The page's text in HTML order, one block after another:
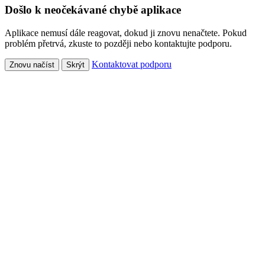
Došlo k neočekávané chybě aplikace
Aplikace nemusí dále reagovat, dokud ji znovu nenačtete. Pokud
problém přetrvá, zkuste to později nebo kontaktujte podporu.
Znovu načíst Skrýt Kontaktovat podporu